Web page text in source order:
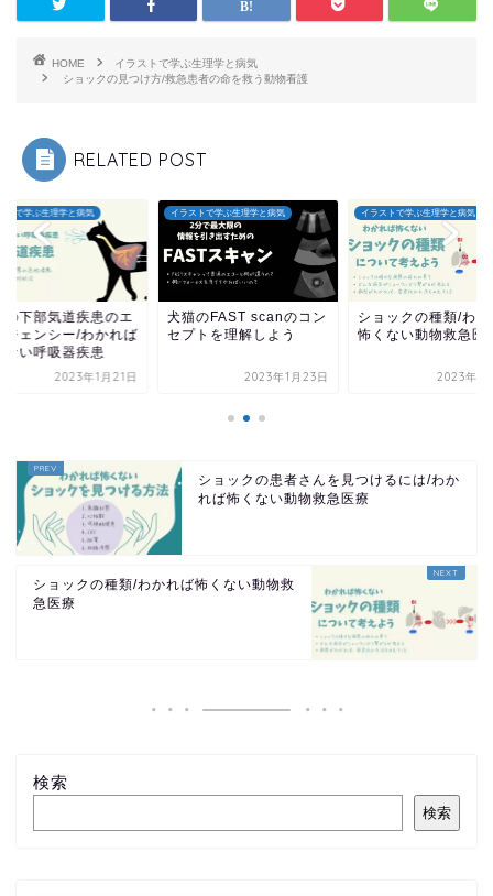
HOME
イラストで学ぶ生理学と病気
ショックの見つけ方/救急患者の命を救う動物看護
RELATED POST
トで学ぶ生理学と病気
のFAST scanのコン
トを理解しよう
2023年1月23日
イラストで学ぶ生理学と病気
ショックの種類/わかれば
怖くない動物救急医療
2023年1月15日
イラストで学ぶ生理学と病気
犬猫の下部気道疾患
マージェンシー/わか
2023年1
ショックの患者さんを見つけるには/わか
れば怖くない動物救急医療
ショックの種類/わかれば怖くない動物救
急医療
検索
検索